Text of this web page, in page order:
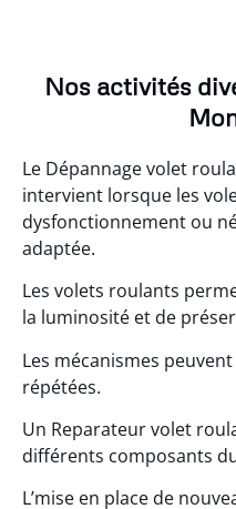
Nos activités
Le Dépannage volet
intervient lorsque les
dysfonctionnement ou
adaptée.
Les volets roulants
la luminosité et de
Les mécanismes
répétées.
Un Reparateur volet
différents composants
L’mise en place de